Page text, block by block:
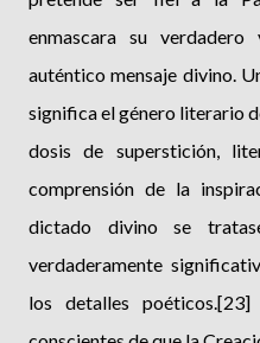
enmascara su
auténtico mensaje divino.
significa el género literario
dosis de superstición,
comprensión de la
dictado divino se
verdaderamente
los detalles